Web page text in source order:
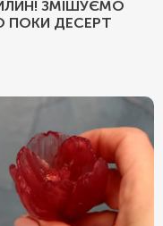
ЗМІШУЄМО
ПОКИ ДЕСЕРТ